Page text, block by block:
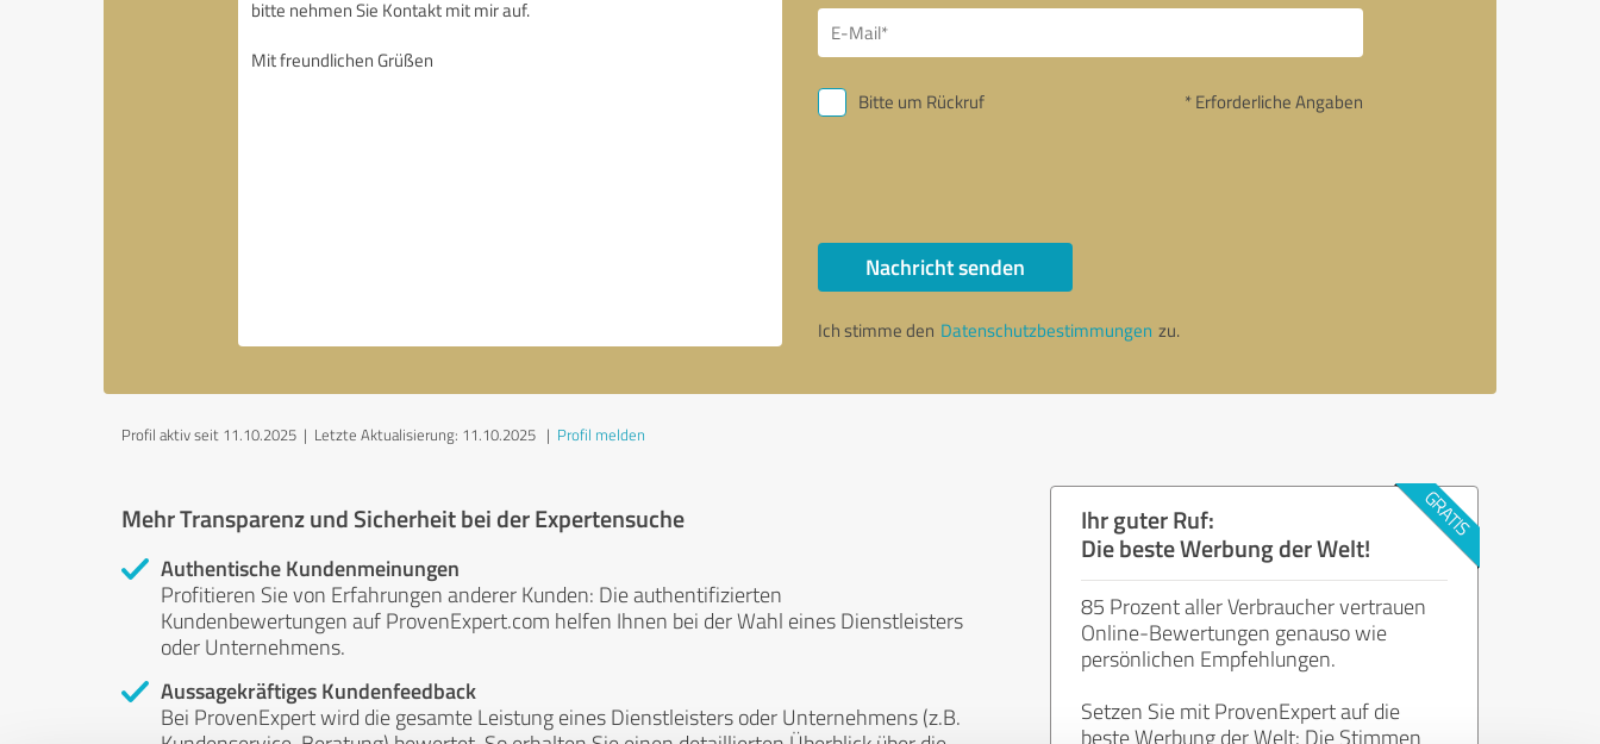
Bitte um Rückruf * Erforderliche Angaben
Nachricht senden
Ich stimme den Datenschutzbestimmungen zu.
Profil aktiv seit 11.10.2025 | Letzte Aktualisierung: 11.10.2025 | Profil melden
Mehr Transparenz und Sicherheit bei der Expertensuche
Authentische Kundenmeinungen
Profitieren Sie von Erfahrungen anderer Kunden: Die authentifizierten
Kundenbewertungen auf ProvenExpert.com helfen Ihnen bei der Wahl eines Dienstleisters
oder Unternehmens.
Aussagekräftiges Kundenfeedback
Bei ProvenExpert wird die gesamte Leistung eines Dienstleisters oder Unternehmens (z.B.
Ihr guter Ruf:
Die beste Werbung der Welt!
85 Prozent aller Verbraucher vertrauen
Online-Bewertungen genauso wie
persönlichen Empfehlungen.
Setzen Sie mit ProvenExpert auf die
beste Werbung der Welt: Die Stimmen